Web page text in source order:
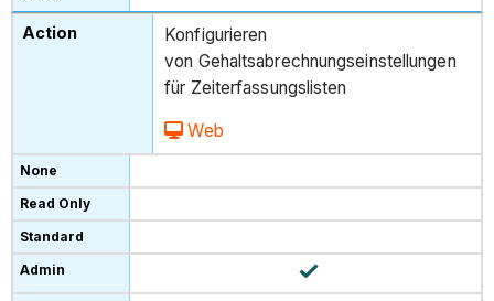
Konfigurieren
von Gehaltsabrechnungseinstellungen
für Zeiterfassungslisten
Web